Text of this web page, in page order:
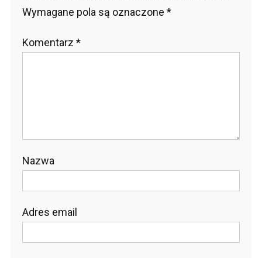
Wymagane pola są oznaczone *
Komentarz *
Nazwa
Adres email